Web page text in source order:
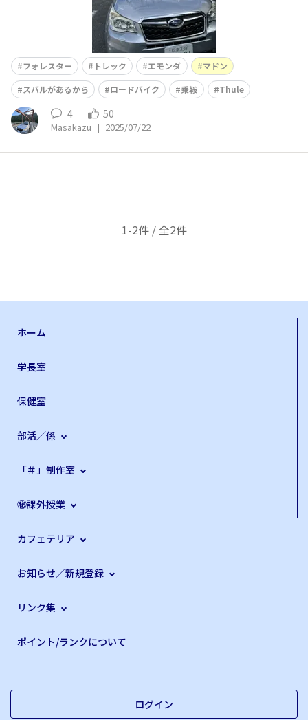
フォレスター トレック エモンダ
マドン
スバルがあるから
ロードバイク 乗鞍 Thule
4 50
Masakazu | 2025/07/22
1-2件 / 全2件
ホーム
学長室
保健室
部活／係
「＃」制作室
㊙課外授業
カフェテリア
お知らせ／新規登録
リンク集
ポイント/ランクについて
ログイン